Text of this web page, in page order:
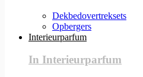
Dekbedovertreksets
Opbergers
Interieurparfum
In Interieurparfum